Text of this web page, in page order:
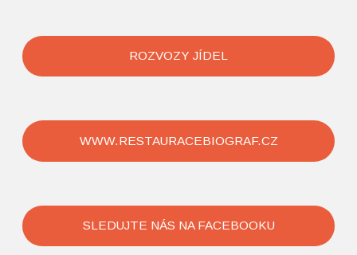
ROZVOZY JÍDEL
WWW.RESTAURACEBIOGRAF.CZ
SLEDUJTE NÁS NA FACEBOOKU